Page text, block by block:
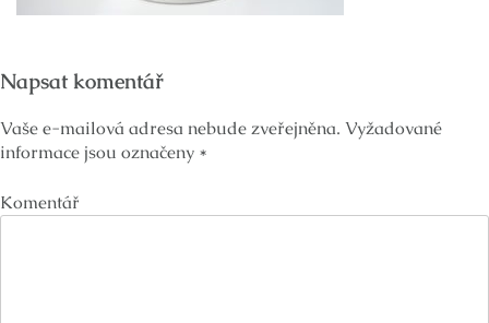
Napsat komentář
Vaše e-mailová adresa nebude zveřejněna. Vyžadované
informace jsou označeny *
Komentář